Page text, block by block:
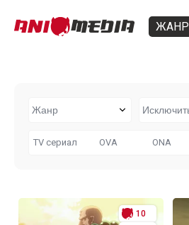
ЖАНР
TV сериал OVA ONA
10